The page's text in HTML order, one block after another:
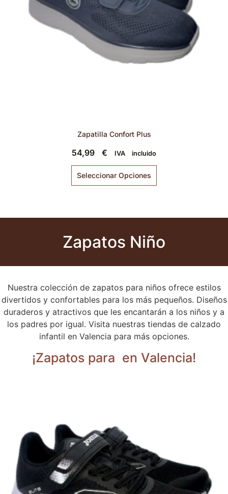
Zapatilla Confort Plus
54,99 € IVA incluido
Seleccionar Opciones
Zapatos Niño
Nuestra colección de zapatos para niños ofrece estilos
divertidos y confortables para los más pequeños. Diseños
duraderos y atractivos que les encantarán a los niños y a
los padres por igual. Visita nuestras tiendas de calzado
infantil en Valencia para más opciones.
¡Zapatos para en Valencia!